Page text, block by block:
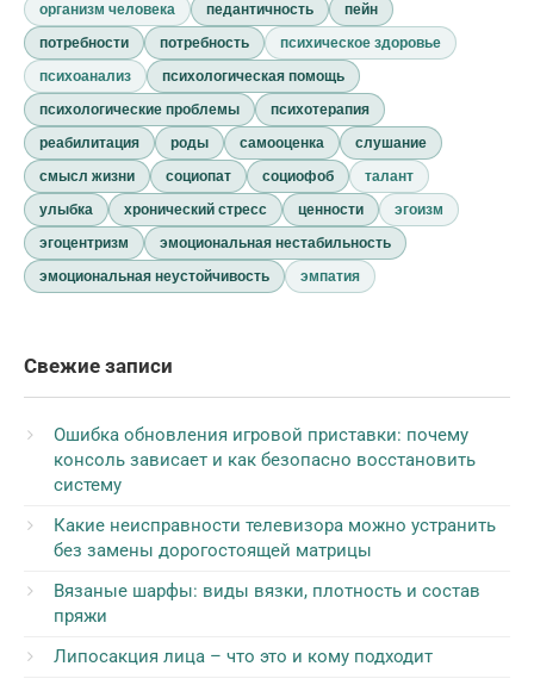
организм человека
педантичность
пейн
потребности
потребность
психическое здоровье
психоанализ
психологическая помощь
психологические проблемы
психотерапия
реабилитация
роды самооценка
слушание
смысл жизни
социопат социофоб
талант
улыбка
хронический стресс ценности
эгоизм
эгоцентризм
эмоциональная нестабильность
эмоциональная неустойчивость
эмпатия
Свежие записи
Ошибка обновления игровой приставки: почему
консоль зависает и как безопасно восстановить
систему
Какие неисправности телевизора можно устранить
без замены дорогостоящей матрицы
Вязаные шарфы: виды вязки, плотность и состав
пряжи
Липосакция лица – что это и кому подходит